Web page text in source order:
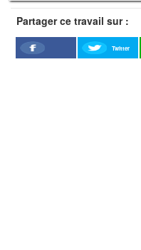
Partager ce travail sur :
Facebook
Twitter